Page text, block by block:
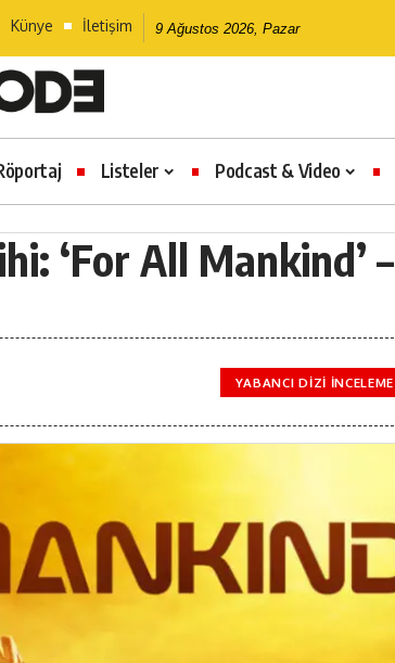
Künye İletişim 9 Ağustos 2026, Pazar
Listeler Podcast & Video
‘For All Mankind’ –
YABANCI DIZI İNCELEME